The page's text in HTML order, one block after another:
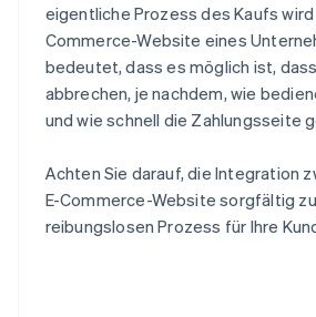
eigentliche Prozess des Kaufs
Commerce-Website eines
bedeutet, dass es möglich ist,
abbrechen, je nachdem, wie
und wie schnell die Zahlungsseite
Achten Sie darauf, die Integration
E-Commerce-Website sorgfältig
reibungslosen Prozess für Ihre